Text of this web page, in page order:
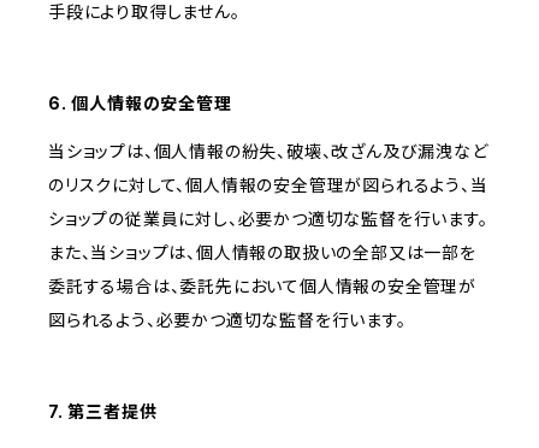
手段により取得しません。
6. 個人情報の安全管理
当ショップは、個人情報の紛失、破壊、改ざん及び漏洩など
のリスクに対して、個人情報の安全管理が図られるよう、当
ショップの従業員に対し、必要かつ適切な監督を行います。
また、当ショップは、個人情報の取扱いの全部又は一部を
委託する場合は、委託先において個人情報の安全管理が
図られるよう、必要かつ適切な監督を行います。
7. 第三者提供